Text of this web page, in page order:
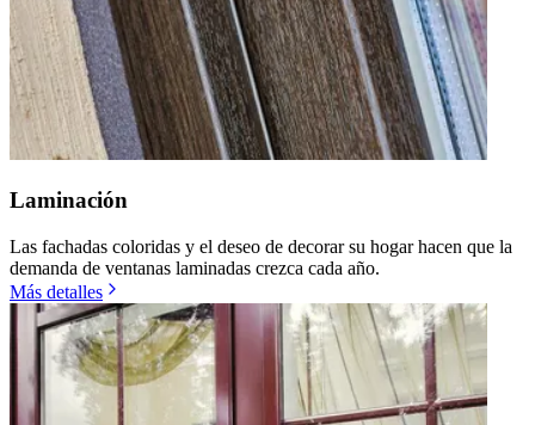
Laminación
Las fachadas coloridas y el deseo de decorar su hogar hacen que la
demanda de ventanas laminadas crezca cada año.
Más detalles